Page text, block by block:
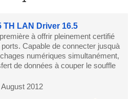
TH LAN Driver 16.5
à offrir pleinement certifié
Capable de connecter jusquà
numériques simultanément,
de données à couper le souffle
2012